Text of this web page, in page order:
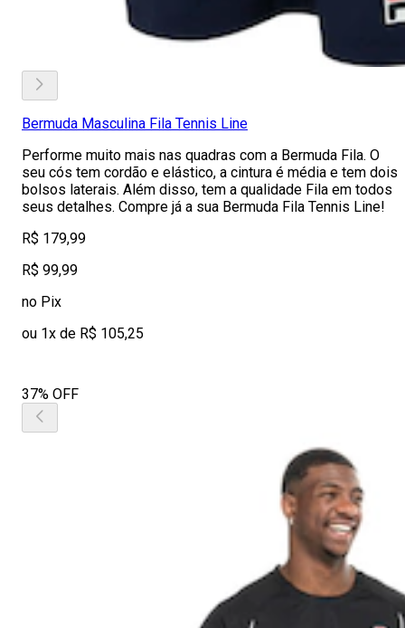
Bermuda Masculina Fila Tennis Line
Performe muito mais nas quadras com a Bermuda Fila. O
seu cós tem cordão e elástico, a cintura é média e tem dois
bolsos laterais. Além disso, tem a qualidade Fila em todos
seus detalhes. Compre já a sua Bermuda Fila Tennis Line!
R$ 179,99
R$ 99,99
no Pix
ou 1x de R$ 105,25
37% OFF